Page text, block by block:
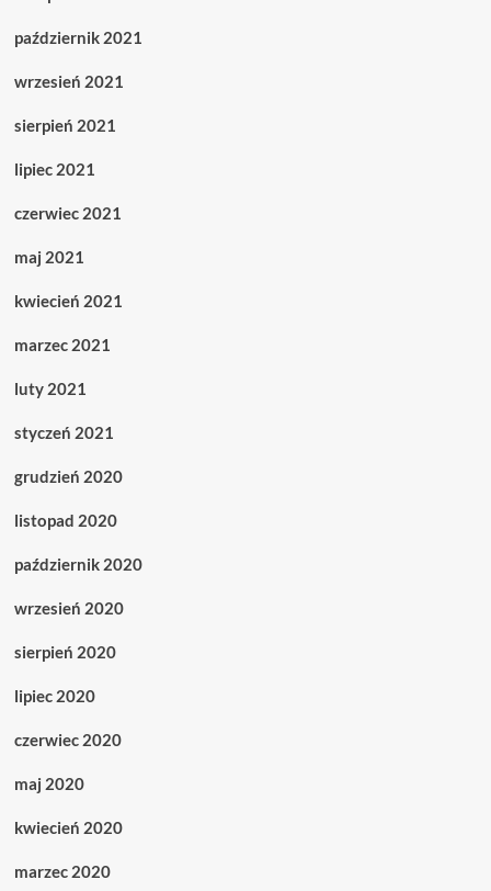
październik 2021
wrzesień 2021
sierpień 2021
lipiec 2021
czerwiec 2021
maj 2021
kwiecień 2021
marzec 2021
luty 2021
styczeń 2021
grudzień 2020
listopad 2020
październik 2020
wrzesień 2020
sierpień 2020
lipiec 2020
czerwiec 2020
maj 2020
kwiecień 2020
marzec 2020